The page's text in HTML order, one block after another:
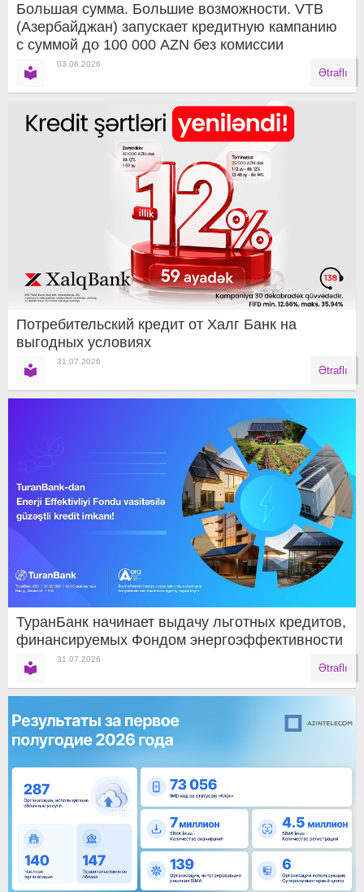
Большая сумма. Большие возможности. VTB
(Азербайджан) запускает кредитную кампанию
с суммой до 100 000 AZN без комиссии
03.08.2026
Ətraflı
Потребительский кредит от Халг Банк на
выгодных условиях
31.07.2026
Ətraflı
ТуранБанк начинает выдачу льготных кредитов,
финансируемых Фондом энергоэффективности
31.07.2026
Ətraflı